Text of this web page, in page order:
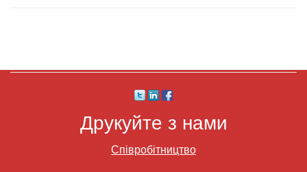
Друкуйте з нами
Співробітництво